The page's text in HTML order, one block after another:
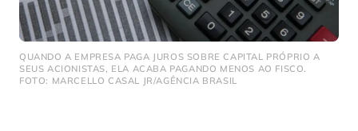
QUANDO A EMPRESA PAGA JUROS SOBRE CAPITAL PRÓPRIO A
SEUS ACIONISTAS, ELA ACABA PAGANDO MENOS AO FISCO.
FOTO: MARCELLO CASAL JR/AGÊNCIA BRASIL